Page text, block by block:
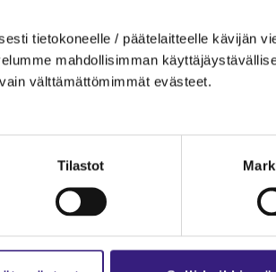
tie­to­ko­neel­le / pää­te­lait­teel­le kä­vi­jän
mah­dol­li­sim­man
vält­tä­mät­tö­mim­mät eväs­teet.
Tilastot
mu­ka­na
min hän on
te­riön vero-​
Tällä
riyk­si­kös­sä